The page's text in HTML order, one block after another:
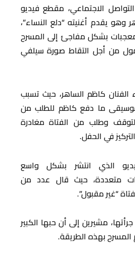
الاجتماعي، مقطع فيديو
يقدم أغنيته “دلع النساء”،
بشكل مفاجئ إلى المسرح
من أجل التقاط صورة سيلفي
الفنان كاظم الساهر، حيث تسبب
ما دفع كاظم للطلب من
وطلب من الفتاة مغادرة
في الحفل.
الذي انتشر بشكل واسع
متعددة، حيث قال عدد من
“غير مقبول”.
مشيرين إلى أن حبها الكبير
المسرح بهذه الطريقة.